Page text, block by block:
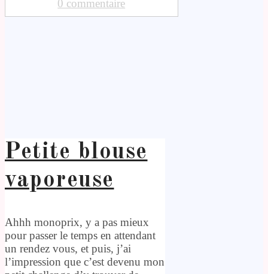
0 commentaire
Petite blouse
vaporeuse
Ahhh monoprix, y a pas mieux
pour passer le temps en attendant
un rendez vous, et puis, j’ai
l’impression que c’est devenu mon